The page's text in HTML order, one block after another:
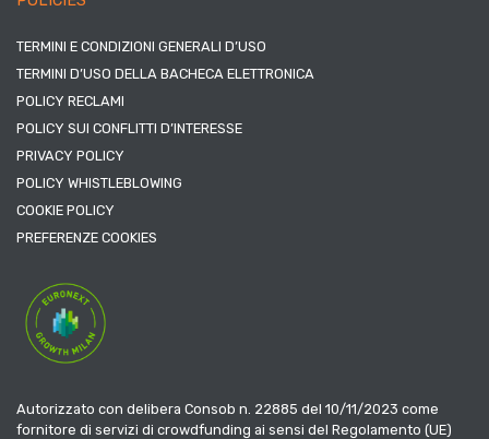
TERMINI E CONDIZIONI GENERALI D’USO
TERMINI D’USO DELLA BACHECA ELETTRONICA
POLICY RECLAMI
POLICY SUI CONFLITTI D’INTERESSE
PRIVACY POLICY
POLICY WHISTLEBLOWING
COOKIE POLICY
PREFERENZE COOKIES
Autorizzato con delibera Consob n. 22885 del 10/11/2023 come
fornitore di servizi di crowdfunding ai sensi del Regolamento (UE)